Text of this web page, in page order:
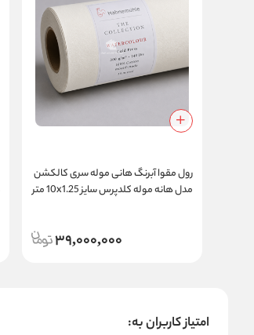
رول مقوا آبرنگ هانی موله سری کالکشن
مدل هانه موله کلدپرس سایز 10x1.25 متر
39,000,000
امتیاز کاربران به: